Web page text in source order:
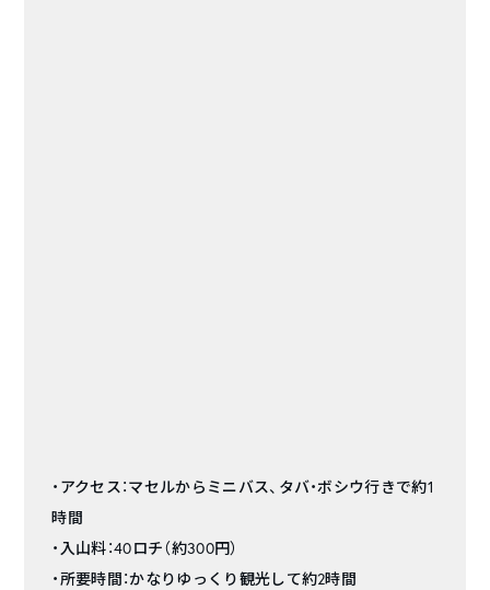
・アクセス：マセルからミニバス、タバ・ボシウ行きで約1
時間
・入山料：40ロチ（約300円）
・所要時間：かなりゆっくり観光して約2時間